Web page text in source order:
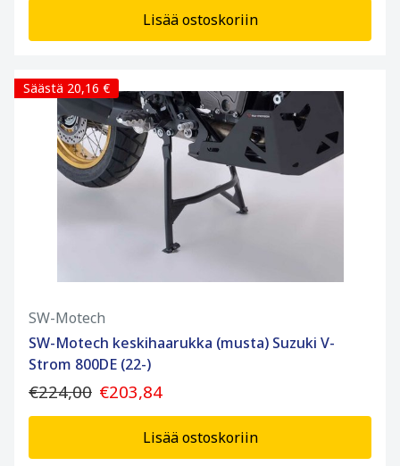
Lisää ostoskoriin
Säästä 20,16 €
SW-Motech
SW-Motech keskihaarukka (musta) Suzuki V-
Strom 800DE (22-)
€224,00 €203,84
Lisää ostoskoriin